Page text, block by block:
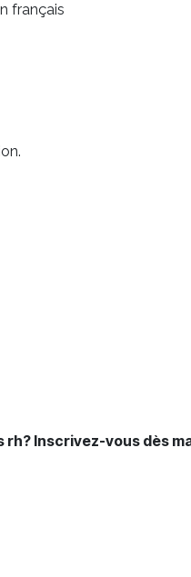
français
Inscrivez-vous dès